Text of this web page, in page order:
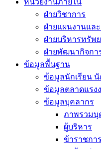
หน่วยงานภายใน
ฝ่ายวิชาการ
ฝ่ายแผนงานแล
ฝ่ายบริหารทรัพ
ฝ่ายพัฒนากิจกา
ข้อมูลพื้นฐาน
ข้อมูลนักเรียน
ข้อมูลตลาดแรง
ข้อมูลบุคลากร
ภาพรวมบุ
ผู้บริหาร
ข้าราชการ